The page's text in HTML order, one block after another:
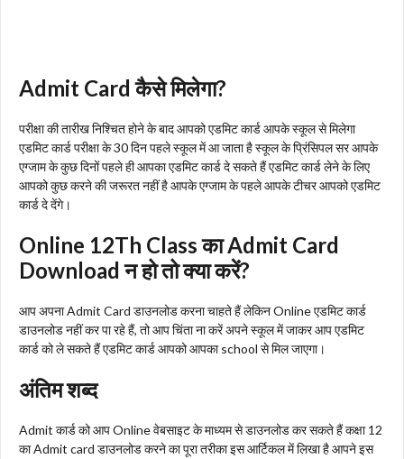
Admit Card कैसे मिलेगा?
परीक्षा की तारीख निश्चित होने के बाद आपको एडमिट कार्ड आपके स्कूल से मिलेगा
एडमिट कार्ड परीक्षा के 30 दिन पहले स्कूल में आ जाता है स्कूल के प्रिंसिपल सर आपके
एग्जाम के कुछ दिनों पहले ही आपका एडमिट कार्ड दे सकते हैं एडमिट कार्ड लेने के लिए
आपको कुछ करने की जरूरत नहीं है आपके एग्जाम के पहले आपके टीचर आपको एडमिट
कार्ड दे देंगे।
Online 12Th Class का Admit Card
Download न हो तो क्या करें?
आप अपना Admit Card डाउनलोड करना चाहते हैं लेकिन Online एडमिट कार्ड
डाउनलोड नहीं कर पा रहे हैं, तो आप चिंता ना करें अपने स्कूल में जाकर आप एडमिट
कार्ड को ले सकते हैं एडमिट कार्ड आपको आपका school से मिल जाएगा।
अंतिम शब्द
Admit कार्ड को आप Online वेबसाइट के माध्यम से डाउनलोड कर सकते हैं कक्षा 12
का Admit card डाउनलोड करने का पूरा तरीका इस आर्टिकल में लिखा है आपने इस